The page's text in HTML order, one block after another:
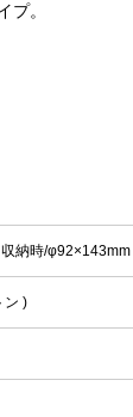
プ。
納時/φ92×143mm
ン )